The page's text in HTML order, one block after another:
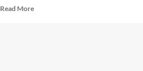
Read MoreRead